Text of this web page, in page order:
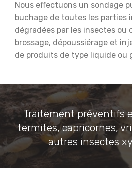
Nous effectuons un sondage
buchage de toutes les parties
dégradées par les insectes ou
brossage, dépoussiérage et
de produits de type liquide ou
Traitement préventifs
termites, capricornes,
autres insectes